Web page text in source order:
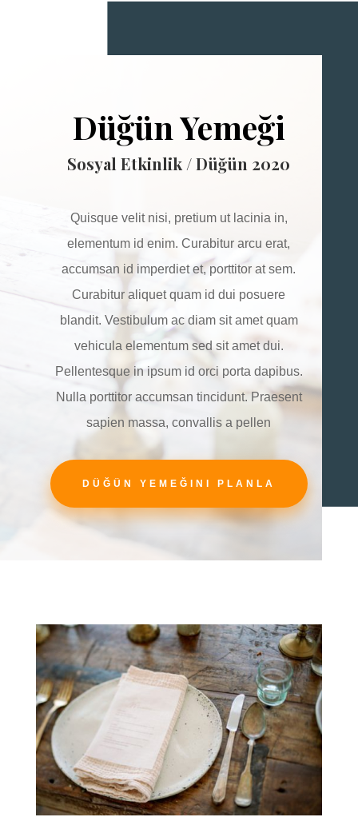
Düğün Yemeği
Sosyal Etkinlik / Düğün 2020
Quisque velit nisi, pretium ut lacinia in,
elementum id enim. Curabitur arcu erat,
accumsan id imperdiet et, porttitor at sem.
Curabitur aliquet quam id dui posuere
blandit. Vestibulum ac diam sit amet quam
vehicula elementum sed sit amet dui.
Pellentesque in ipsum id orci porta dapibus.
Nulla porttitor accumsan tincidunt. Praesent
sapien massa, convallis a pellen
DÜĞÜN YEMEĞINI PLANLA